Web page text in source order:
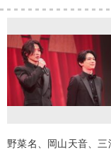
野菜名、岡山天音、